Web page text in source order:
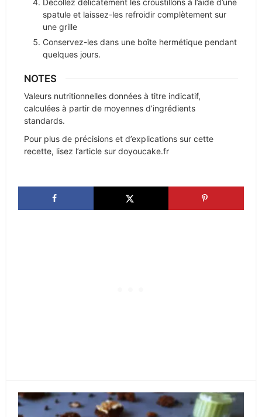
Décollez délicatement les croustillons à l’aide d’une
spatule et laissez-les refroidir complètement sur
une grille
Conservez-les dans une boîte hermétique pendant
quelques jours.
NOTES
Valeurs nutritionnelles données à titre indicatif,
calculées à partir de moyennes d’ingrédients
standards.
Pour plus de précisions et d’explications sur cette
recette, lisez l’article sur doyoucake.fr